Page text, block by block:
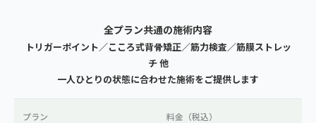
全プラン共通の施術内容
トリガーポイント／こころ式背骨矯正／筋力検査／筋膜ストレッ
チ 他
一人ひとりの状態に合わせた施術をご提供します
プラン 料金（税込）